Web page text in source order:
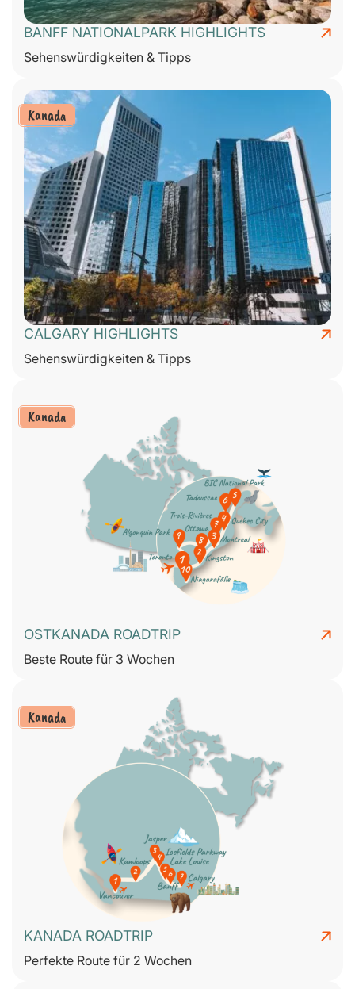
BANFF NATIONALPARK HIGHLIGHTS
Sehenswürdigkeiten & Tipps
Kanada
CALGARY HIGHLIGHTS
Sehenswürdigkeiten & Tipps
Kanada
OSTKANADA ROADTRIP
Beste Route für 3 Wochen
Kanada
KANADA ROADTRIP
Perfekte Route für 2 Wochen